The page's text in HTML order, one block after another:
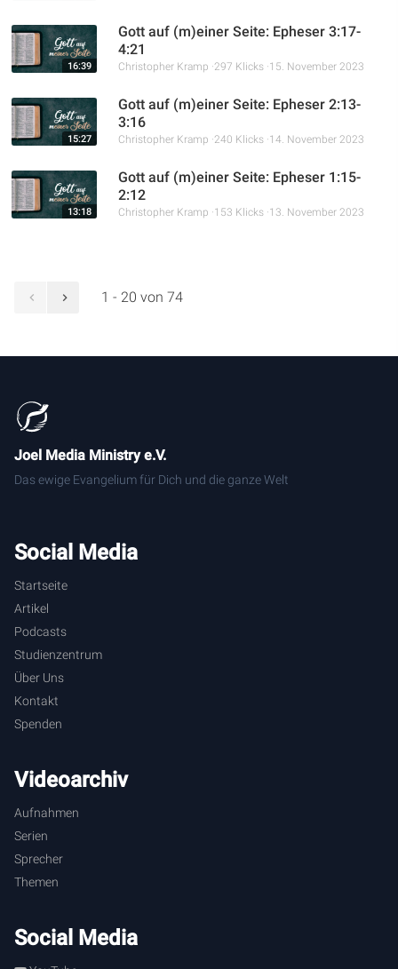
16:39
Gott auf (m)einer Seite: Epheser 3:17-
4:21
Christopher Kramp 297 Klicks 15. November 2023
15:27
Gott auf (m)einer Seite: Epheser 2:13-
3:16
Christopher Kramp 240 Klicks 14. November 2023
13:18
Gott auf (m)einer Seite: Epheser 1:15-
2:12
Christopher Kramp 153 Klicks 13. November 2023
1 - 20 von 74
Joel Media Ministry e.V.
Das ewige Evangelium für Dich und die ganze Welt
Social Media
Startseite
Artikel
Podcasts
Studienzentrum
Über Uns
Kontakt
Spenden
Videoarchiv
Aufnahmen
Serien
Sprecher
Themen
Social Media